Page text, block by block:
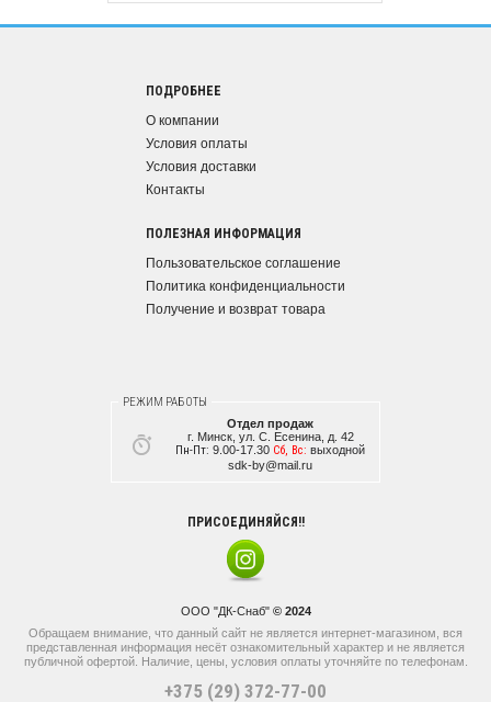
ПОДРОБНЕЕ
О компании
Условия оплаты
Условия доставки
Контакты
ПОЛЕЗНАЯ ИНФОРМАЦИЯ
Пользовательское соглашение
Политика конфиденциальности
Получение и возврат товара
РЕЖИМ РАБОТЫ
Отдел продаж
г. Минск, ул. С. Есенина, д. 42
Пн-Пт: 9.00-17.30 Сб, Вс: выходной
sdk-by@mail.ru
ПРИСОЕДИНЯЙСЯ!!
ООО "ДК-Снаб"© 2024
Обращаем внимание, что данный сайт не является интернет-магазином, вся
представленная информация несёт ознакомительный характер и не является
публичной офертой. Наличие, цены, условия оплаты уточняйте по телефонам.
+375 (29) 372-77-00